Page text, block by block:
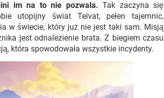
im na to nie pozwala. Tak zaczyna się
utopijny świat Teivat, pełen tajemnic,
w świecie, który już nie jest taki sam. Misją
jest odnalezienie brata. Z biegiem czasu
która spowodowała wszystkie incydenty.